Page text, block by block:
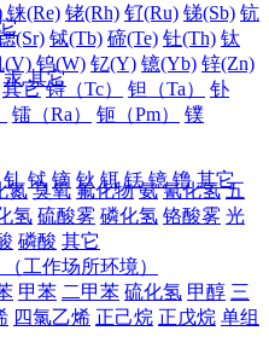
铼(Re) 铑(Rh) 钌(Ru) 锑(Sb) 钪
(Sr) 铽(Tb) 碲(Te) 钍(Th) 钛
(V) 钨(W) 钇(Y) 镱(Yb) 锌(Zn)
其它 锝（Tc） 钽（Ta）
钋
镭（Ra） 钷（Pm）
镤
氮 臭氧 氟化物 氨 氰化氢 五
氢 硫酸雾 磷化氢 铬酸雾 光
磷酸 其它
工作场所环境）
甲苯 二甲苯 硫化氢 甲醇 三
四氯乙烯 正己烷 正戊烷 单组
汞 其它
钆 铽 镝 钬 铒 铥 镱 镥 其它